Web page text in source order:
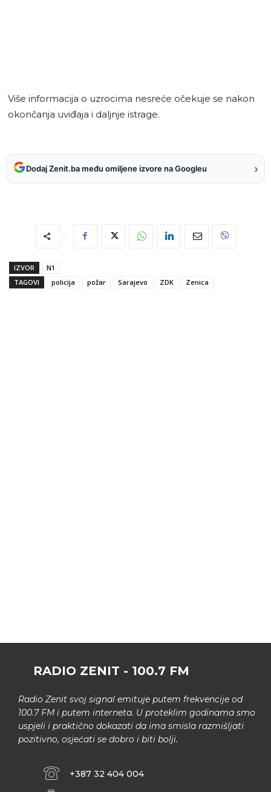
Više informacija o uzrocima nesreće očekuje se nakon
okončanja uviđaja i daljnje istrage.
Dodaj Zenit.ba među omiljene izvore na Googleu ›
IZVOR
N1
TAGOVI
policija požar Sarajevo ZDK Zenica
RADIO ZENIT - 100.7 FM
Radio Zenit svoj signal emituje putem frekvencije od
100.7 FM i putem interneta. U proteklim godinama smo
uspjeli i praktično dokazati da ima smisla razmišljati
pozitivno, osjećati se dobro i biti bolji.
+387 32 404 004